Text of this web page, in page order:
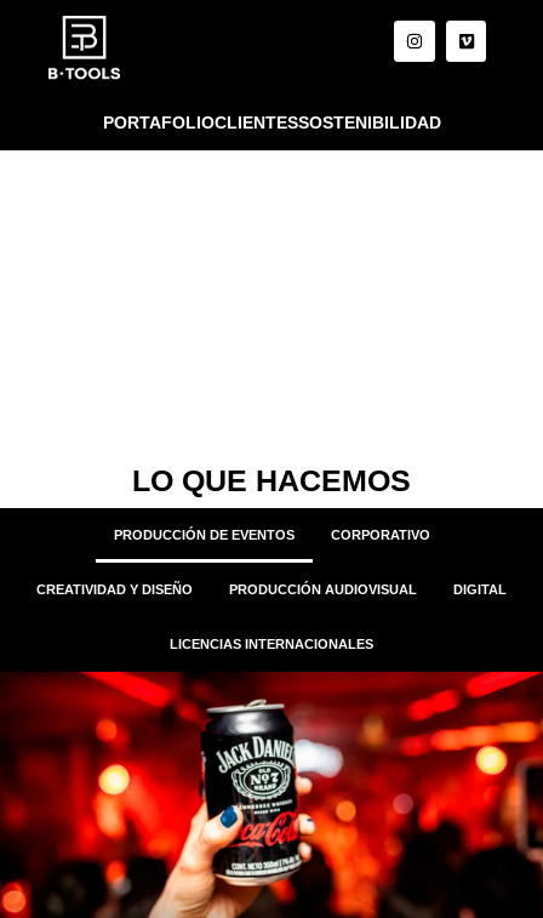
PORTAFOLIOCLIENTESSOSTENIBILIDAD
LO QUE HACEMOS
PRODUCCIÓN DE EVENTOS CORPORATIVO
CREATIVIDAD Y DISEÑO PRODUCCIÓN AUDIOVISUAL DIGITAL
LICENCIAS INTERNACIONALES